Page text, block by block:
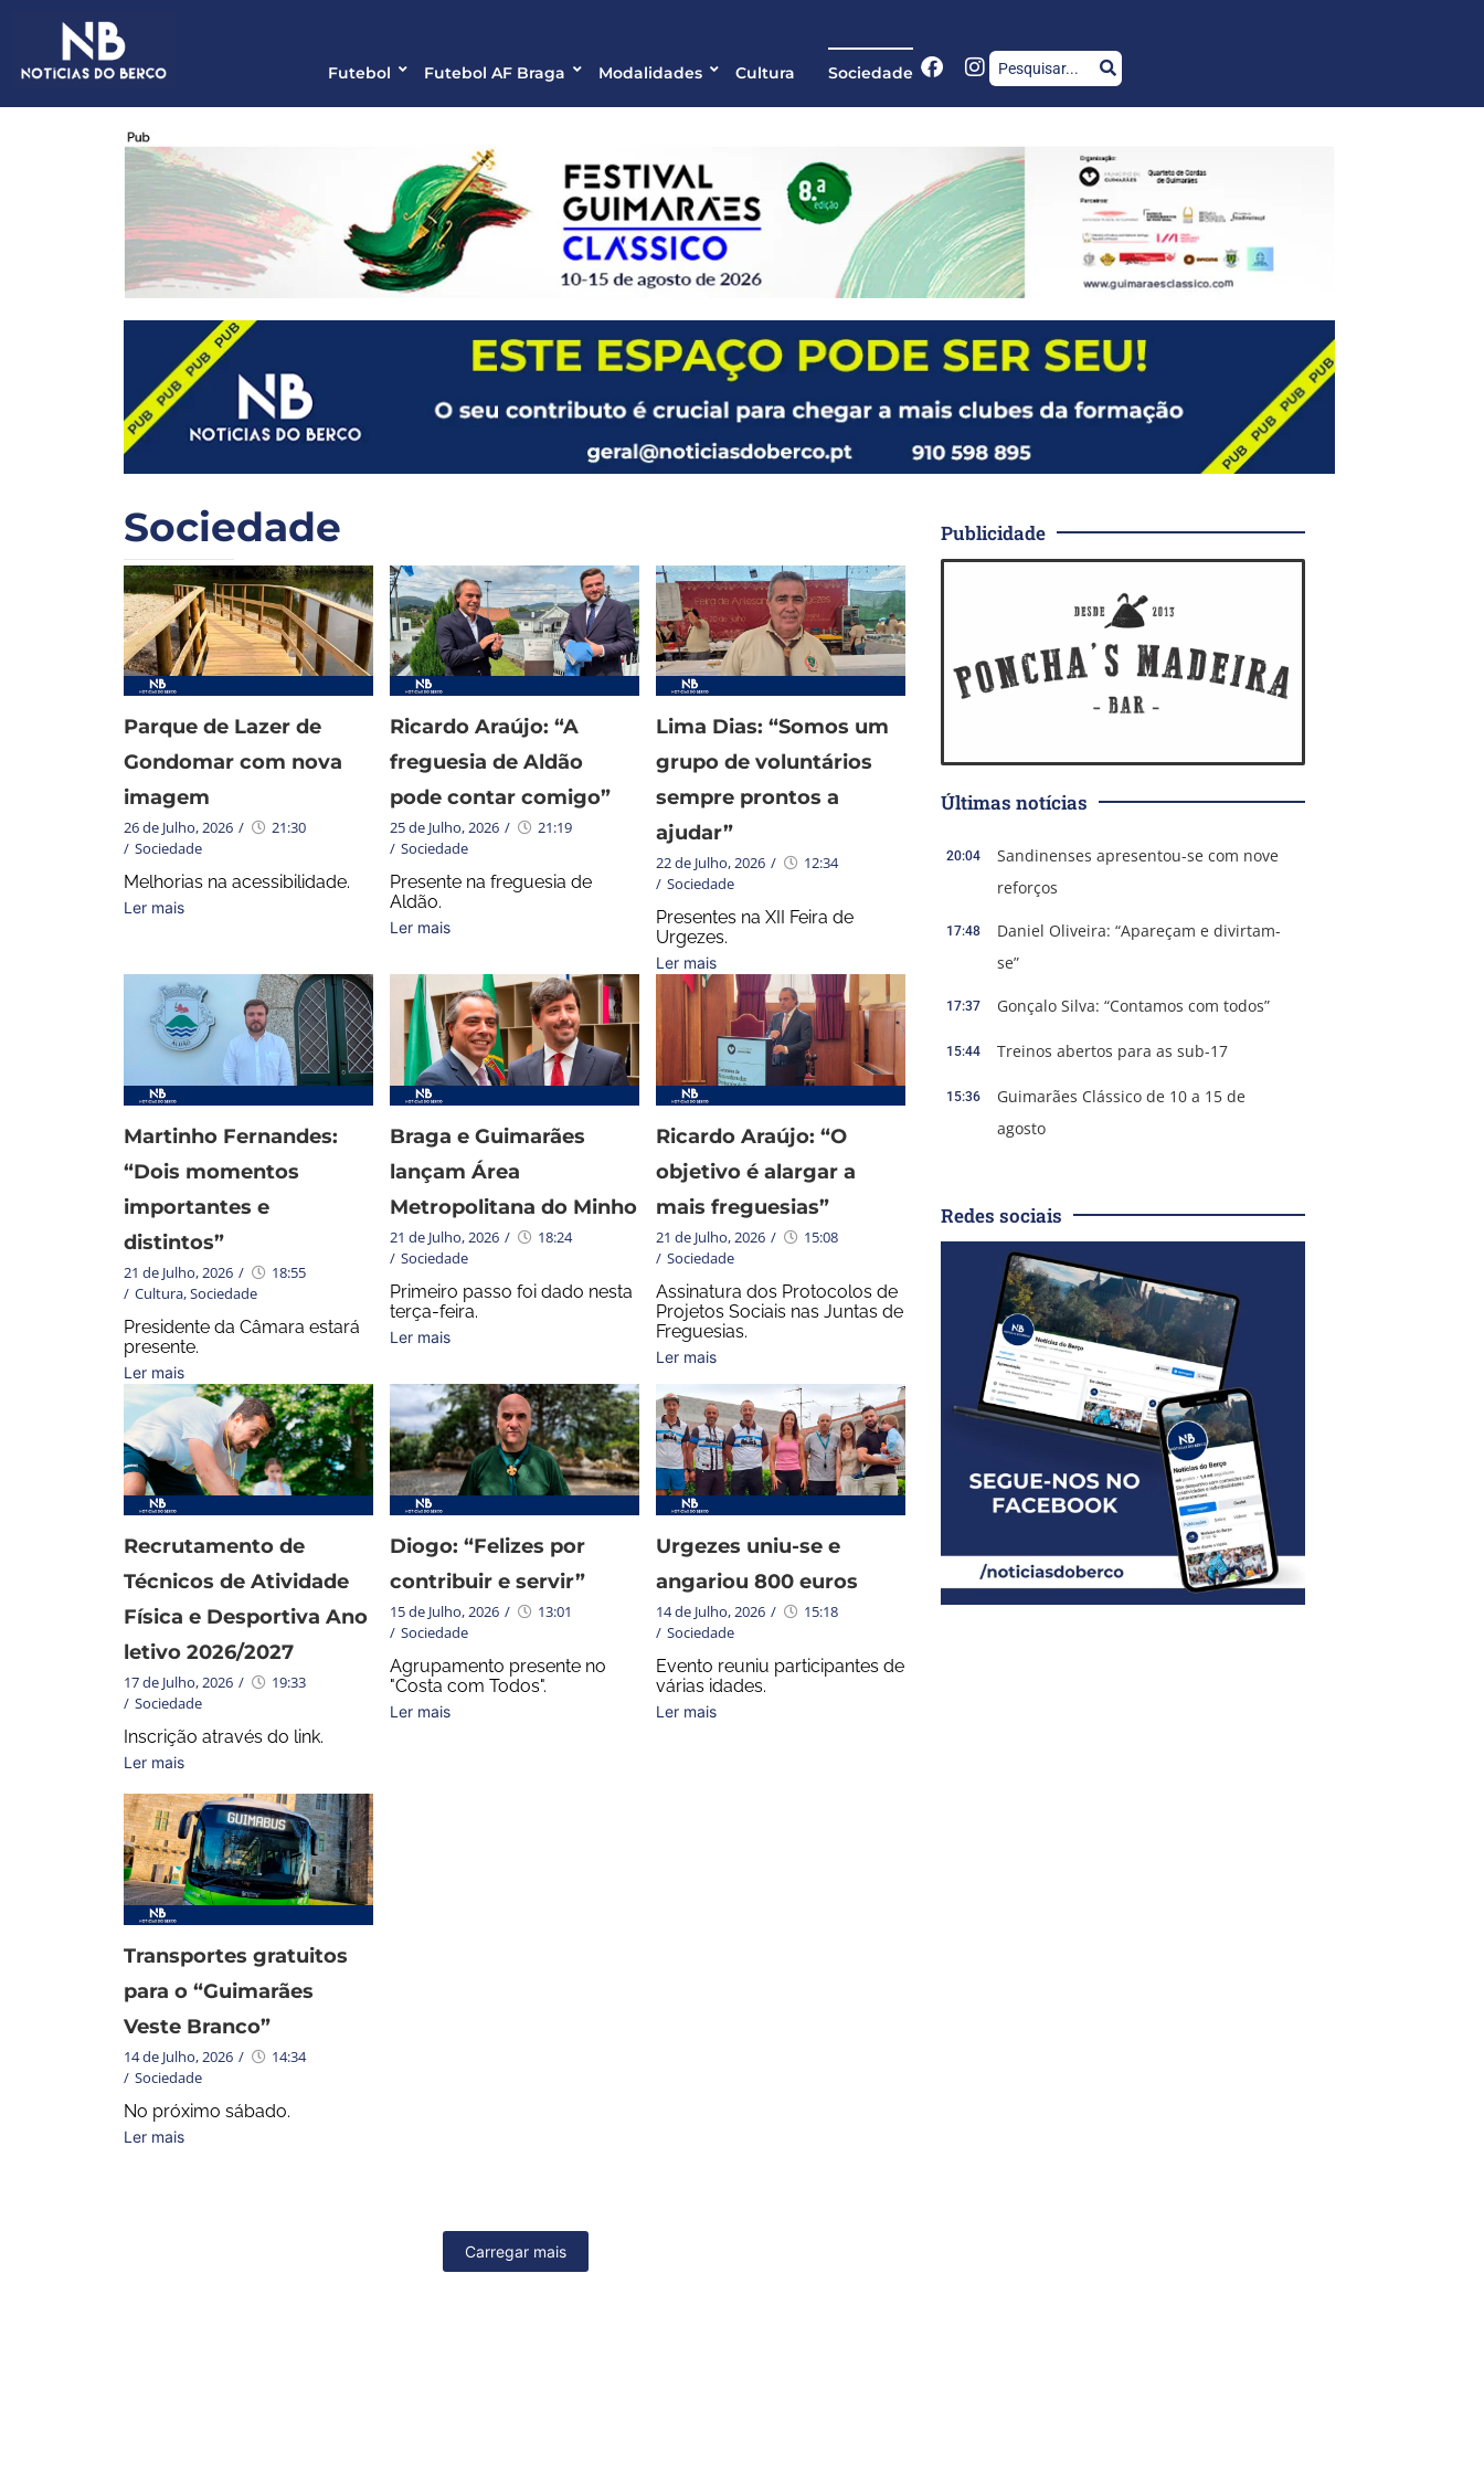
Futebol Futebol AF Braga Modalidades Cultura Sociedade
Sociedade
Parque de Lazer de
Gondomar com nova
imagem
26 de Julho, 2026 /
21:30
/ Sociedade
Melhorias na acessibilidade.
Ler mais
Ricardo Araújo: “A
freguesia de Aldão
pode contar comigo”
25 de Julho, 2026 /
21:19
/ Sociedade
Presente na freguesia de
Aldão.
Ler mais
Lima Dias: “Somos um
grupo de voluntários
sempre prontos a
ajudar”
22 de Julho, 2026 /
12:34
/ Sociedade
Presentes na XII Feira de
Urgezes.
Ler mais
Martinho Fernandes:
“Dois momentos
importantes e
distintos”
21 de Julho, 2026 /
18:55
/ Cultura,Sociedade
Presidente da Câmara estará
presente.
Ler mais
Braga e Guimarães
lançam Área
Metropolitana do Minho
21 de Julho, 2026 /
18:24
/ Sociedade
Primeiro passo foi dado nesta
terça-feira.
Ler mais
Ricardo Araújo: “O
objetivo é alargar a
mais freguesias”
21 de Julho, 2026 /
15:08
/ Sociedade
Assinatura dos Protocolos de
Projetos Sociais nas Juntas de
Freguesias.
Ler mais
Recrutamento de
Técnicos de Atividade
Física e Desportiva Ano
letivo 2026/2027
17 de Julho, 2026 /
19:33
/ Sociedade
Inscrição através do link.
Ler mais
Diogo: “Felizes por
contribuir e servir”
15 de Julho, 2026 /
13:01
/ Sociedade
Agrupamento presente no
"Costa com Todos".
Ler mais
Urgezes uniu-se e
angariou 800 euros
14 de Julho, 2026 /
15:18
/ Sociedade
Evento reuniu participantes de
várias idades.
Ler mais
Transportes gratuitos
para o “Guimarães
Veste Branco”
14 de Julho, 2026 /
14:34
/ Sociedade
No próximo sábado.
Ler mais
Carregar mais
Publicidade
Últimas notícias
20:04
Sandinenses apresentou-se com nove
reforços
17:48
Daniel Oliveira: “Apareçam e divirtam-
se”
17:37 Gonçalo Silva: “Contamos com todos”
15:44 Treinos abertos para as sub-17
15:36
Guimarães Clássico de 10 a 15 de
agosto
Redes sociais